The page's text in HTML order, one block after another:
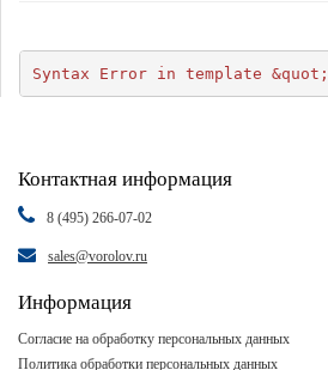
Syntax Error in template
Контактная информация
8 (495) 266-07-02
sales@vorolov.ru
Информация
Согласие на обработку персональных данных
Политика обработки персональных данных